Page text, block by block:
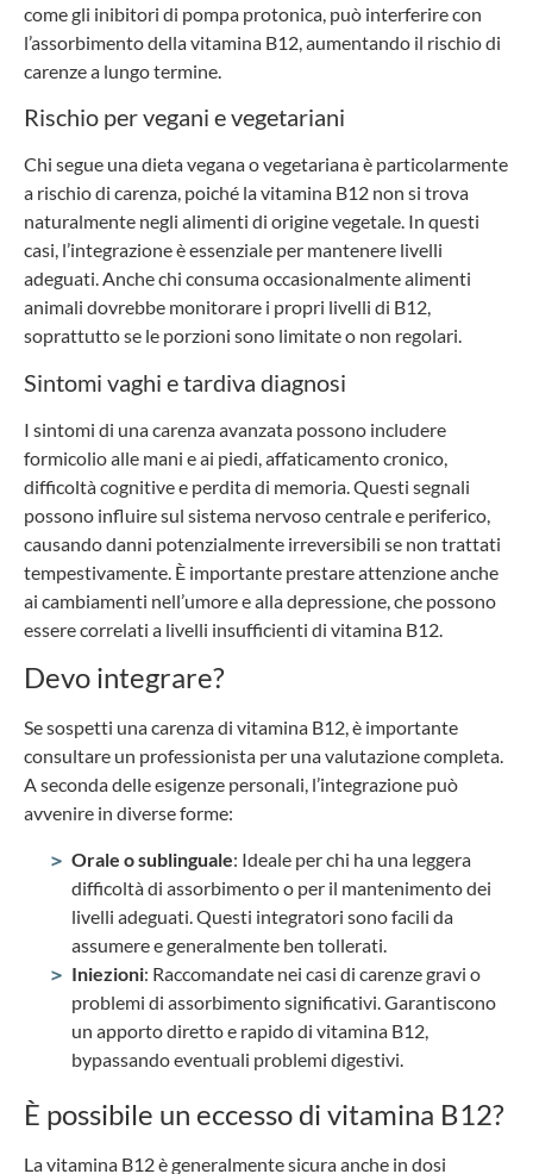
come gli inibitori di pompa protonica, può interferire con
l’assorbimento della vitamina B12, aumentando il rischio di
carenze a lungo termine.
Rischio per vegani e vegetariani
Chi segue una dieta vegana o vegetariana è particolarmente
a rischio di carenza, poiché la vitamina B12 non si trova
naturalmente negli alimenti di origine vegetale. In questi
casi, l’integrazione è essenziale per mantenere livelli
adeguati. Anche chi consuma occasionalmente alimenti
animali dovrebbe monitorare i propri livelli di B12,
soprattutto se le porzioni sono limitate o non regolari.
Sintomi vaghi e tardiva diagnosi
I sintomi di una carenza avanzata possono includere
formicolio alle mani e ai piedi, affaticamento cronico,
difficoltà cognitive e perdita di memoria. Questi segnali
possono influire sul sistema nervoso centrale e periferico,
causando danni potenzialmente irreversibili se non trattati
tempestivamente. È importante prestare attenzione anche
ai cambiamenti nell’umore e alla depressione, che possono
essere correlati a livelli insufficienti di vitamina B12.
Devo integrare?
Se sospetti una carenza di vitamina B12, è importante
consultare un professionista per una valutazione completa.
A seconda delle esigenze personali, l’integrazione può
avvenire in diverse forme:
Orale o sublinguale: Ideale per chi ha una leggera
difficoltà di assorbimento o per il mantenimento dei
livelli adeguati. Questi integratori sono facili da
assumere e generalmente ben tollerati.
Iniezioni: Raccomandate nei casi di carenze gravi o
problemi di assorbimento significativi. Garantiscono
un apporto diretto e rapido di vitamina B12,
bypassando eventuali problemi digestivi.
È possibile un eccesso di vitamina B12?
La vitamina B12 è generalmente sicura anche in dosi